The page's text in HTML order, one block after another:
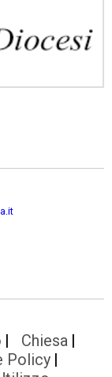
Chiesa
Policy